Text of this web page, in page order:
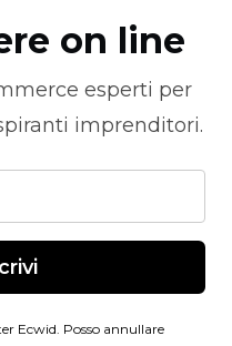
on line
esperti per
imprenditori.
Ecwid. Posso annullare